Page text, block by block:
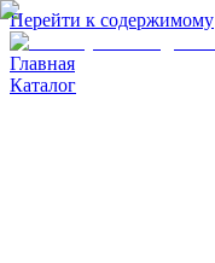
Перейти к содержимому
Главная
Каталог